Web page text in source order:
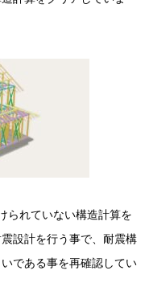
られていない構造計算を
設計を行う事で、耐震構
である事を再確認してい